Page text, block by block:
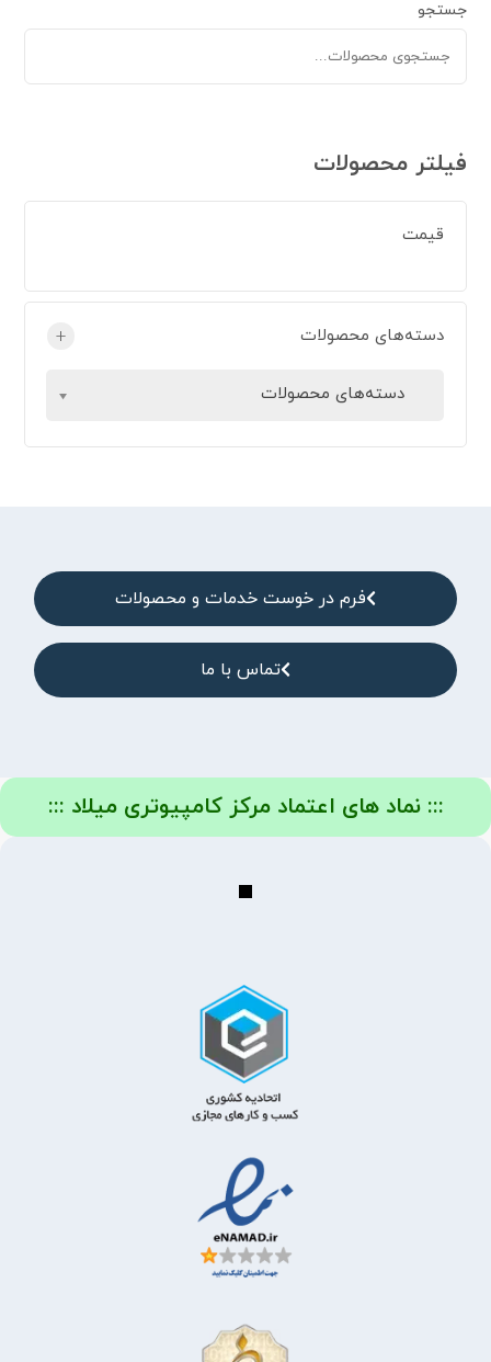
جستجو
فیلتر محصولات
قیمت
دسته‌های محصولات +
دسته‌های محصولات
فرم در خوست خدمات و محصولات
تماس با ما
::: نماد های اعتماد مرکز کامپیوتری میلاد :::